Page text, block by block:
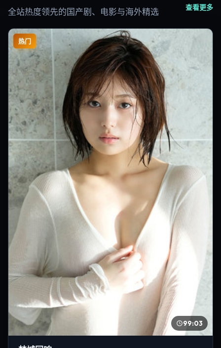
全站热度领先的国产剧、电影与海外精选 查看更多
热门
99:03